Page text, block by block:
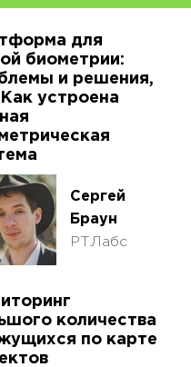
для
биометрии:
и решения,
устроена
Сергей
Браун
РТЛабс
количества
по карте